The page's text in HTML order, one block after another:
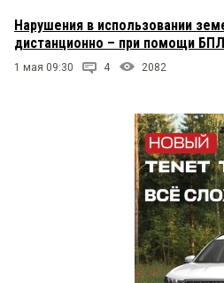
Нарушения в использовании
дистанционно – при помощи
1 мая 09:30 4 2082